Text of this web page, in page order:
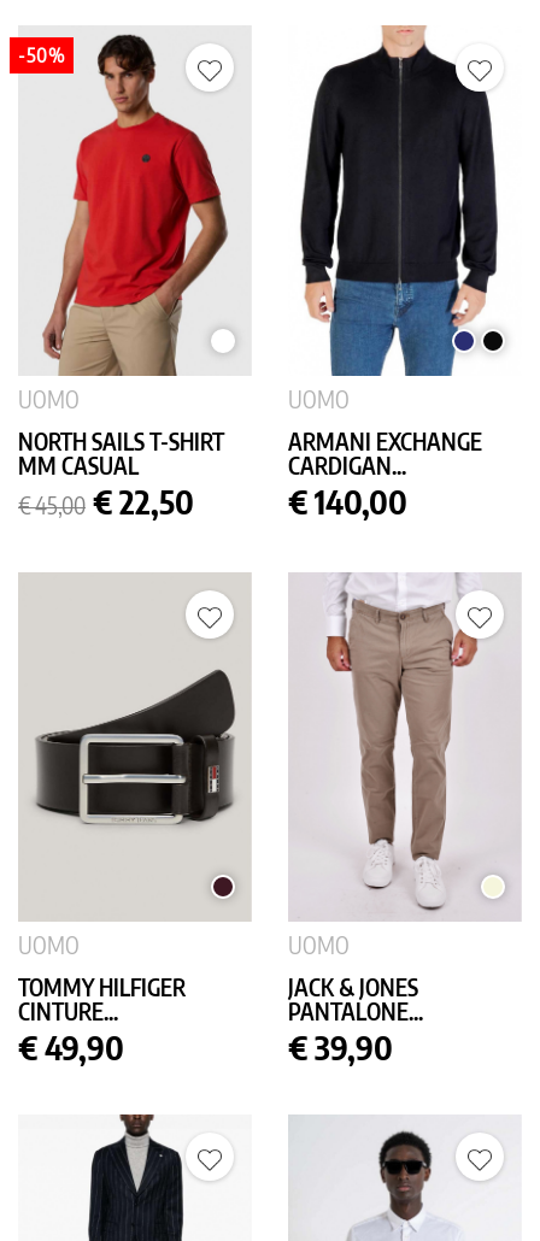
BIANCO
UOMO
NORTH SAILS T-SHIRT
MM CASUAL
Prezzo
base
€ 45,00 Prezzo
€ 22,50
-50%
BLU
SCURO
NERO
UOMO
ARMANI EXCHANGE
CARDIGAN...
Prezzo
€ 140,00
MORO
UOMO
TOMMY HILFIGER
CINTURE...
Prezzo
€ 49,90
BEIGE
UOMO
JACK & JONES
PANTALONE...
Prezzo
€ 39,90